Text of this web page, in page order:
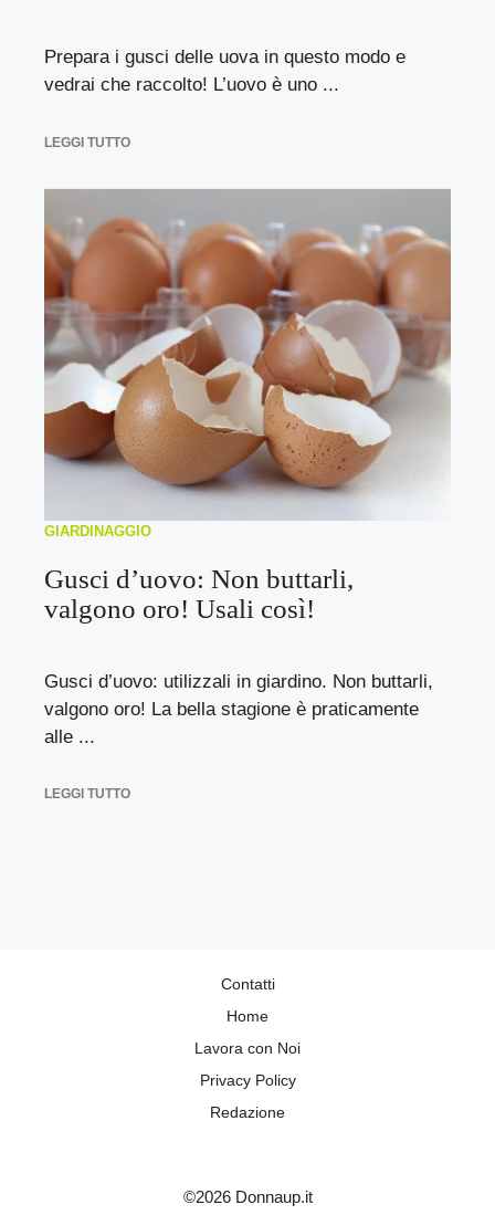
Prepara i gusci delle uova in questo modo e
vedrai che raccolto! L’uovo è uno ...
LEGGI TUTTO
GIARDINAGGIO
Gusci d’uovo: Non buttarli,
valgono oro! Usali così!
Gusci d’uovo: utilizzali in giardino. Non buttarli,
valgono oro! La bella stagione è praticamente
alle ...
LEGGI TUTTO
Contatti
Home
Lavora con Noi
Privacy Policy
Redazione
©2026 Donnaup.it